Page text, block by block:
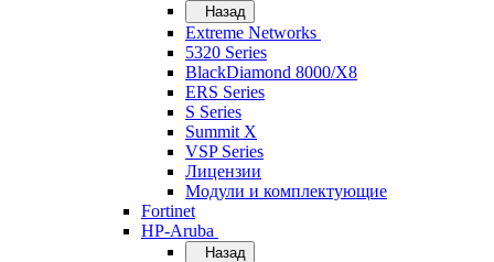
Назад
Extreme Networks
5320 Series
BlackDiamond 8000/X8
ERS Series
S Series
Summit X
VSP Series
Лицензии
Модули и комплектующие
Fortinet
HP-Aruba
Назад